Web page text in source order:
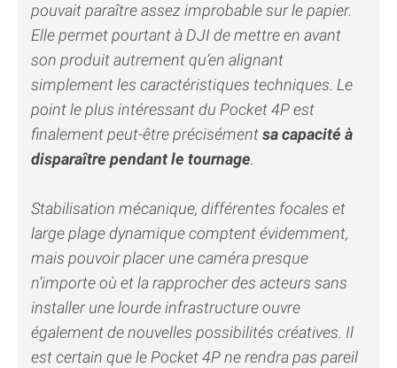
pouvait paraître assez improbable sur le papier.
Elle permet pourtant à DJI de mettre en avant
son produit autrement qu’en alignant
simplement les caractéristiques techniques. Le
point le plus intéressant du Pocket 4P est
finalement peut-être précisémentsa capacité à
disparaître pendant le tournage.
Stabilisation mécanique, différentes focales et
large plage dynamique comptent évidemment,
mais pouvoir placer une caméra presque
n’importe où et la rapprocher des acteurs sans
installer une lourde infrastructure ouvre
également de nouvelles possibilités créatives. Il
est certain que le Pocket 4P ne rendra pas pareil